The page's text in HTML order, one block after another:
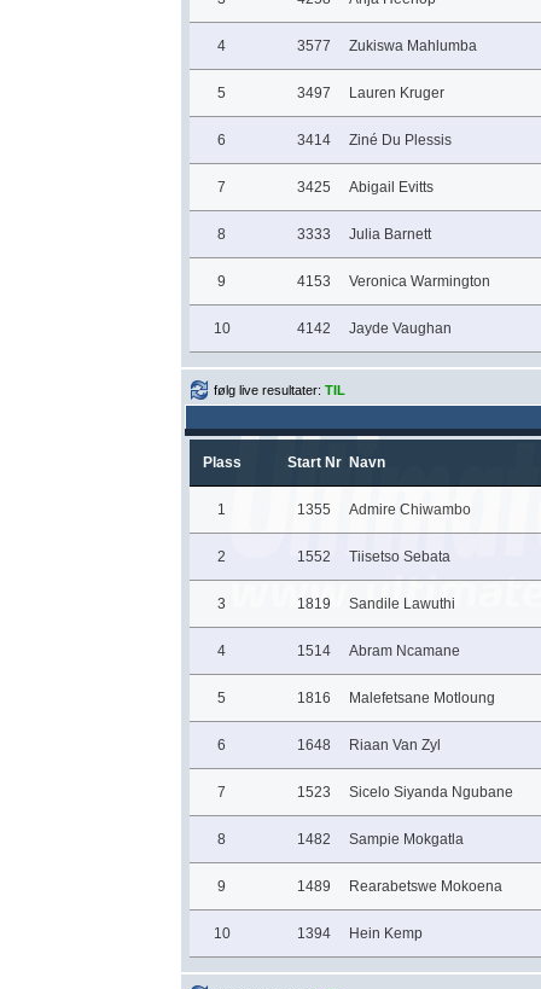
4 3577 Zukiswa Mahlumba
5 3497 Lauren Kruger
6 3414 Ziné Du Plessis
7 3425 Abigail Evitts
8 3333 Julia Barnett
9 4153 Veronica Warmington
10 4142 Jayde Vaughan
følg live resultater: TIL
Plass Start Nr Navn
1 1355 Admire Chiwambo
2 1552 Tiisetso Sebata
3 1819 Sandile Lawuthi
4 1514 Abram Ncamane
5 1816 Malefetsane Motloung
6 1648 Riaan Van Zyl
7 1523 Sicelo Siyanda Ngubane
8 1482 Sampie Mokgatla
9 1489 Rearabetswe Mokoena
10 1394 Hein Kemp